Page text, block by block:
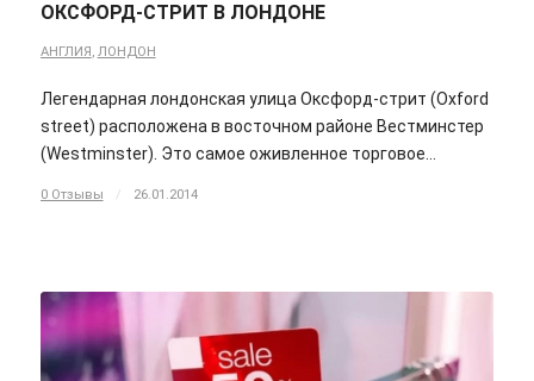
ОКСФОРД-СТРИТ В ЛОНДОНЕ
АНГЛИЯ , ЛОНДОН
Легендарная лондонская улица Оксфорд-стрит (Oxford
street) расположена в восточном районе Вестминстер
(Westminster). Это самое оживленное торговое…
0 Отзывы / 26.01.2014